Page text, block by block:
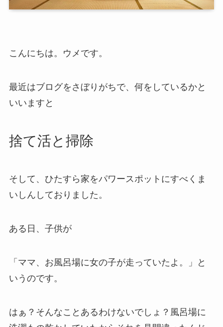
こんにちは。ウメです。
最近はブログをさぼりがちで、何をしているかと
いいますと
捨て活と掃除
そして、ひたすら家をパワースポットにすべくま
いしんしておりました。
ある日、子供が
「ママ、お風呂場に女の子が走っていたよ。」と
いうのです。
はぁ？そんなことあるわけないでしょ？風呂場に